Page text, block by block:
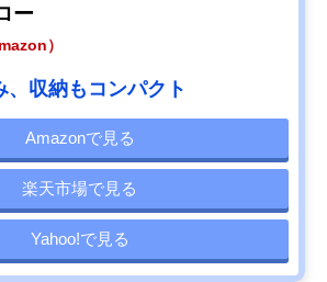
ー
）
、収納もコンパクト
Amazonで見る
楽天市場で見る
Yahoo!で見る